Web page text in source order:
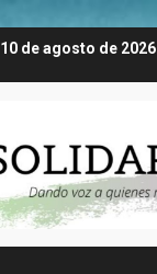
10 de agosto de 2026